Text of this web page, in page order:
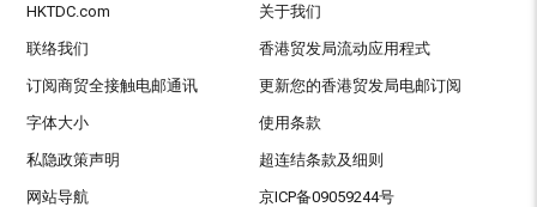
HKTDC.com 关于我们
联络我们 香港贸发局流动应用程式
订阅商贸全接触电邮通讯 更新您的香港贸发局电邮订阅
字体大小 使用条款
私隐政策声明 超连结条款及细则
网站导航 京ICP备09059244号